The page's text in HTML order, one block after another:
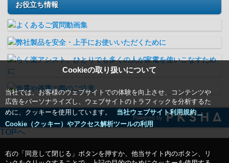
Cookieの取り扱いについて
当社では、お客様のウェブサイトでの体験を向上させ、コンテンツや
広告をパーソナライズし、ウェブサイトのトラフィックを分析するた
めに、クッキーを使用しています。
当社ウェブサイト利用規約＿
Cookie（クッキー）やアクセス解析ツールの利用
右の「同意して閉じる」ボタンを押すか、他当サイト内のボタン、リ
お役立ち情報
Powered by
TOPへ